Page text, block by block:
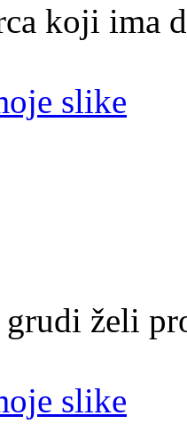
koji ima
slike
želi
slike